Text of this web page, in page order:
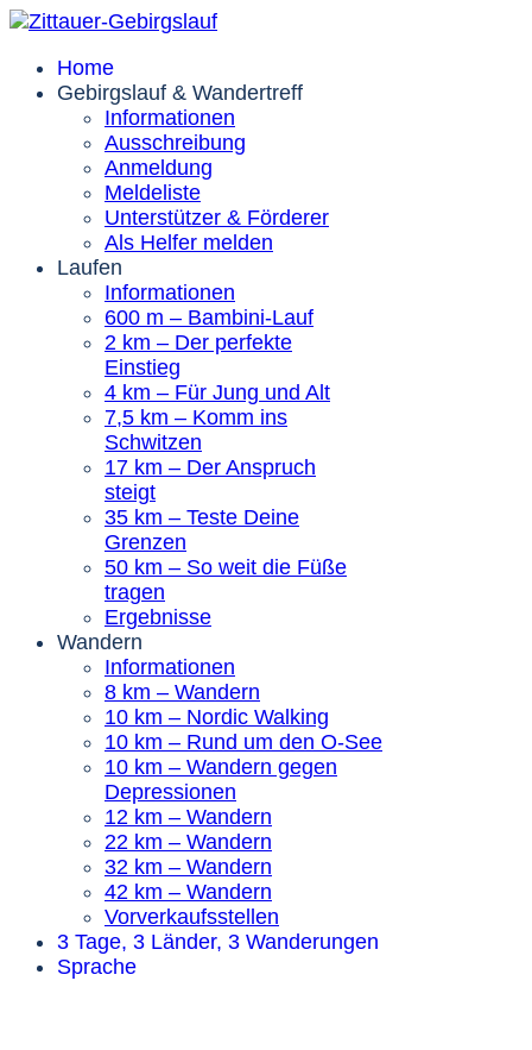
Home
Gebirgslauf & Wandertreff
Informationen
Ausschreibung
Anmeldung
Meldeliste
Unterstützer & Förderer
Als Helfer melden
Laufen
Informationen
600 m – Bambini-Lauf
2 km – Der perfekte
Einstieg
4 km – Für Jung und Alt
7,5 km – Komm ins
Schwitzen
17 km – Der Anspruch
steigt
35 km – Teste Deine
Grenzen
50 km – So weit die Füße
tragen
Ergebnisse
Wandern
Informationen
8 km – Wandern
10 km – Nordic Walking
10 km – Rund um den O-See
10 km – Wandern gegen
Depressionen
12 km – Wandern
22 km – Wandern
32 km – Wandern
42 km – Wandern
Vorverkaufsstellen
3 Tage, 3 Länder, 3 Wanderungen
Sprache